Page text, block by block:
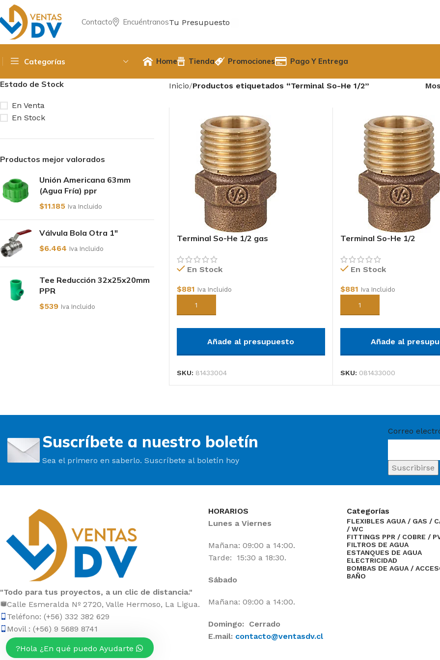
Contacto EncuéntranosTu Presupuesto
Categorías Home Tienda Promociones Pago Y Entrega
Estado de Stock
En Venta
En Stock
Productos mejor valorados
Unión Americana 63mm
(Agua Fría) ppr
$11.185 Iva Incluido
Válvula Bola Otra 1"
$6.464 Iva Incluido
Tee Reducción 32x25x20mm
PPR
$539 Iva Incluido
Inicio Productos etiquetados “Terminal So-He 1/2”
Terminal So-He 1/2 gas
En Stock
$881 Iva Incluido
Añadir al carrito
Añade al presupuesto
SKU: 81433004
Terminal So-He 1/2
En Stock
$881 Iva Incluido
Añadir al carrito
Añade al
SKU: 081433000
Suscríbete a nuestro boletín
Sea el primero en saberlo. Suscríbete al boletín hoy
Correo
"Todo para tus proyectos, a un clic de distancia."
Calle Esmeralda Nº 2720, Valle Hermoso, La Ligua.
Teléfono: (+56) 332 382 629
Movil : (+56) 9 5689 8741
HORARIOS
Lunes a Viernes
Mañana: 09:00 a 14:00.
Tarde: 15:30 a 18:30.
Sábado
Mañana: 09:00 a 14:00.
Domingo: Cerrado
E.mail: contacto@ventasdv.cl
Categorías
FLEXIBLES AGUA / GAS /
/ WC
FITTINGS PPR / COBRE /
FILTROS DE AGUA
ESTANQUES DE AGUA
ELECTRICIDAD
BOMBAS DE AGUA /
BAÑO
Hola ¿En qué puedo Ayudarte?